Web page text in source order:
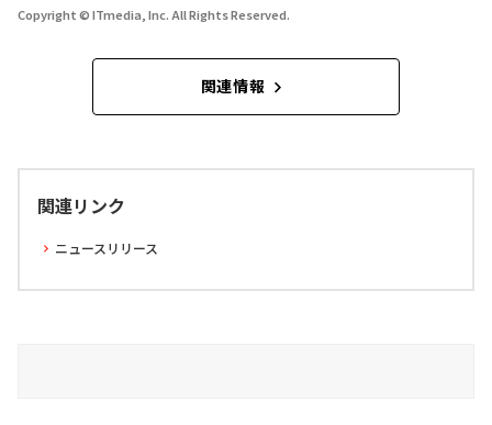
Copyright © ITmedia, Inc. All Rights Reserved.
関連情報
関連リンク
ニュースリリース